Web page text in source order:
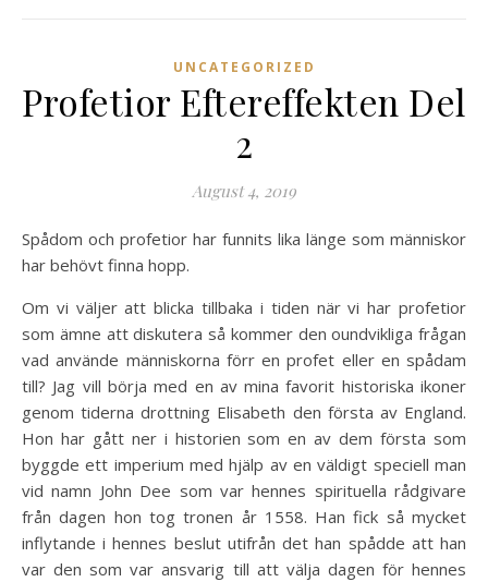
UNCATEGORIZED
Profetior Eftereffekten Del
2
August 4, 2019
Spådom och profetior har funnits lika länge som människor
har behövt finna hopp.
Om vi väljer att blicka tillbaka i tiden när vi har profetior
som ämne att diskutera så kommer den oundvikliga frågan
vad använde människorna förr en profet eller en spådam
till? Jag vill börja med en av mina favorit historiska ikoner
genom tiderna drottning Elisabeth den första av England.
Hon har gått ner i historien som en av dem första som
byggde ett imperium med hjälp av en väldigt speciell man
vid namn John Dee som var hennes spirituella rådgivare
från dagen hon tog tronen år 1558. Han fick så mycket
inflytande i hennes beslut utifrån det han spådde att han
var den som var ansvarig till att välja dagen för hennes